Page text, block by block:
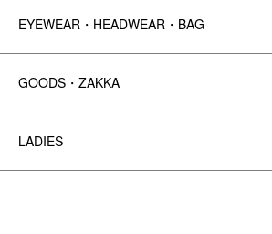
EYEWEAR・HEADWEAR・BAG
GOODS・ZAKKA
LADIES